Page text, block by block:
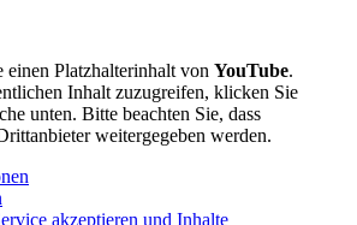
einen Platzhalterinhalt von YouTube.
Inhalt zuzugreifen, klicken Sie
unten. Bitte beachten Sie, dass
weitergegeben werden.
akzeptieren und Inhalte